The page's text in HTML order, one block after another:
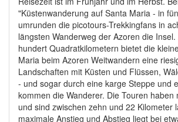
"Küstenwanderung auf Santa Maria - in
umrunden die picotours-Trekkingfans in
längsten Wanderweg der Azoren die
hundert Quadratkilometern bietet die
Maria beim Azoren Weitwandern eine
Landschaften mit Küsten und Flüssen,
- und sogar durch eine karge Steppe und
kommen die Wanderer. Die Touren haben
und sind zwischen zehn und 22 Kilometer
maximale Anstieg und Abstieg liegt bei